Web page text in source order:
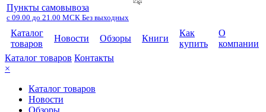
Пункты самовывоза
с 09.00 до 21.00 МСК Без выходных
Каталог
товаров
Новости Обзоры Книги
Как
купить
О
компании
Каталог товаров Контакты
×
Каталог товаров
Новости
Обзоры